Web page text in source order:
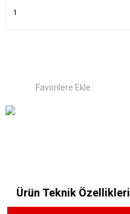
Ürün Teknik Özellikleri